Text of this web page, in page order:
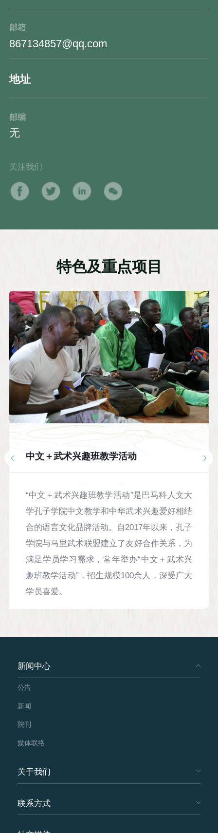
邮箱
867134857@qq.com
地址
邮编
无
关注我们
特色及重点项目
中文＋武术兴趣班教学活动
“中文＋武术兴趣班教学活动”是巴马科人文大
学孔子学院中文教学和中华武术兴趣爱好相结
合的语言文化品牌活动。自2017年以来，孔子
学院与马里武术联盟建立了友好合作关系，为
满足学员学习需求，常年举办“中文＋武术兴
趣班教学活动”，招生规模100余人，深受广大
学员喜爱。
新闻中心
公告
新闻
院刊
媒体联络
关于我们
联系方式